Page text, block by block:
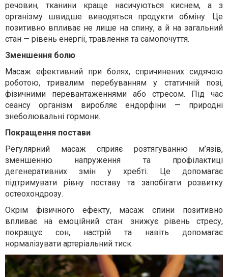
речовин, тканини краще насичуються киснем, а з
організму швидше виводяться продукти обміну. Це
позитивно впливає не лише на спину, а й на загальний
стан — рівень енергії, травлення та самопочуття.
Зменшення болю
Масаж ефективний при болях, спричинених сидячою
роботою, тривалим перебуванням у статичній позі,
фізичними перевантаженнями або стресом. Під час
сеансу організм виробляє ендорфіни — природні
знеболювальні гормони.
Покращення постави
Регулярний масаж сприяє розтягуванню м’язів,
зменшенню напруження та профілактиці
дегенеративних змін у хребті. Це допомагає
підтримувати рівну поставу та запобігати розвитку
остеохондрозу.
Окрім фізичного ефекту, масаж спини позитивно
впливає на емоційний стан: знижує рівень стресу,
покращує сон, настрій та навіть допомагає
нормалізувати артеріальний тиск.